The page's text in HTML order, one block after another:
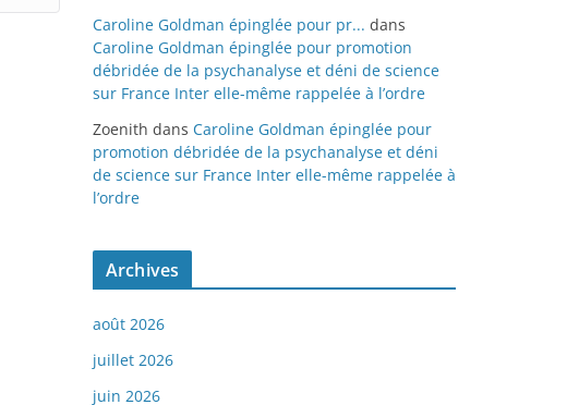
Caroline Goldman épinglée pour pr... dans
Caroline Goldman épinglée pour promotion
débridée de la psychanalyse et déni de science
sur France Inter elle-même rappelée à l’ordre
Zoenith dans Caroline Goldman épinglée pour
promotion débridée de la psychanalyse et déni
de science sur France Inter elle-même rappelée à
l’ordre
Archives
août 2026
juillet 2026
juin 2026